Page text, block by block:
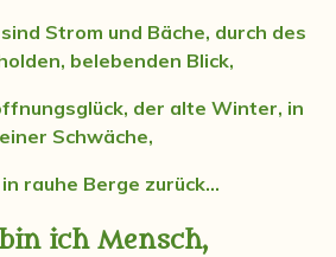
Strom und Bäche, durch des
belebenden Blick,
der alte Winter, in
Schwäche,
rauhe Berge zurück...
ich Mensch,